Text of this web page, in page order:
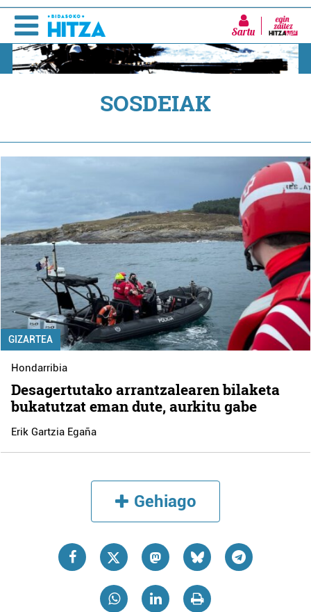
Sartu
SOSDEIAK
GIZARTEA
Hondarribia
Desagertutako arrantzalearen bilaketa
bukatutzat eman dute, aurkitu gabe
Erik Gartzia Egaña
Gehiago